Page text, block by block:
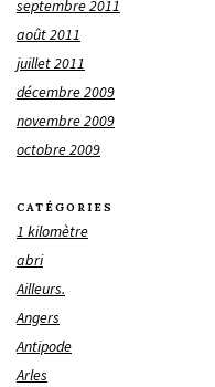
septembre 2011
août 2011
juillet 2011
décembre 2009
novembre 2009
octobre 2009
CATÉGORIES
1 kilomètre
abri
Ailleurs.
Angers
Antipode
Arles